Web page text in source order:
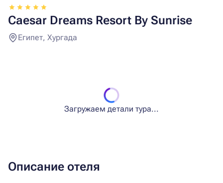
Caesar Dreams Resort By Sunrise
Египет, Хургада
Загружаем детали тура...
Описание отеля